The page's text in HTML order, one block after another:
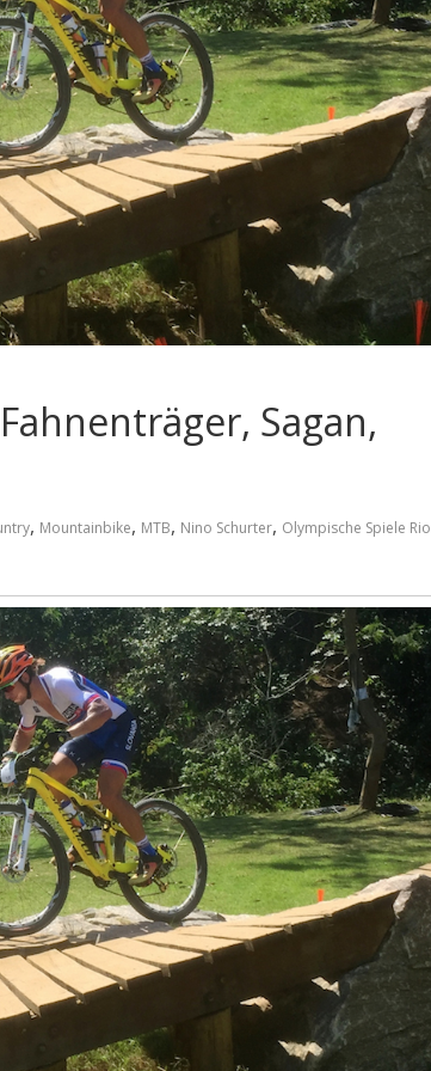
Sagan,
, Mountainbike, MTB, Nino Schurter, Olympische Spiele Rio